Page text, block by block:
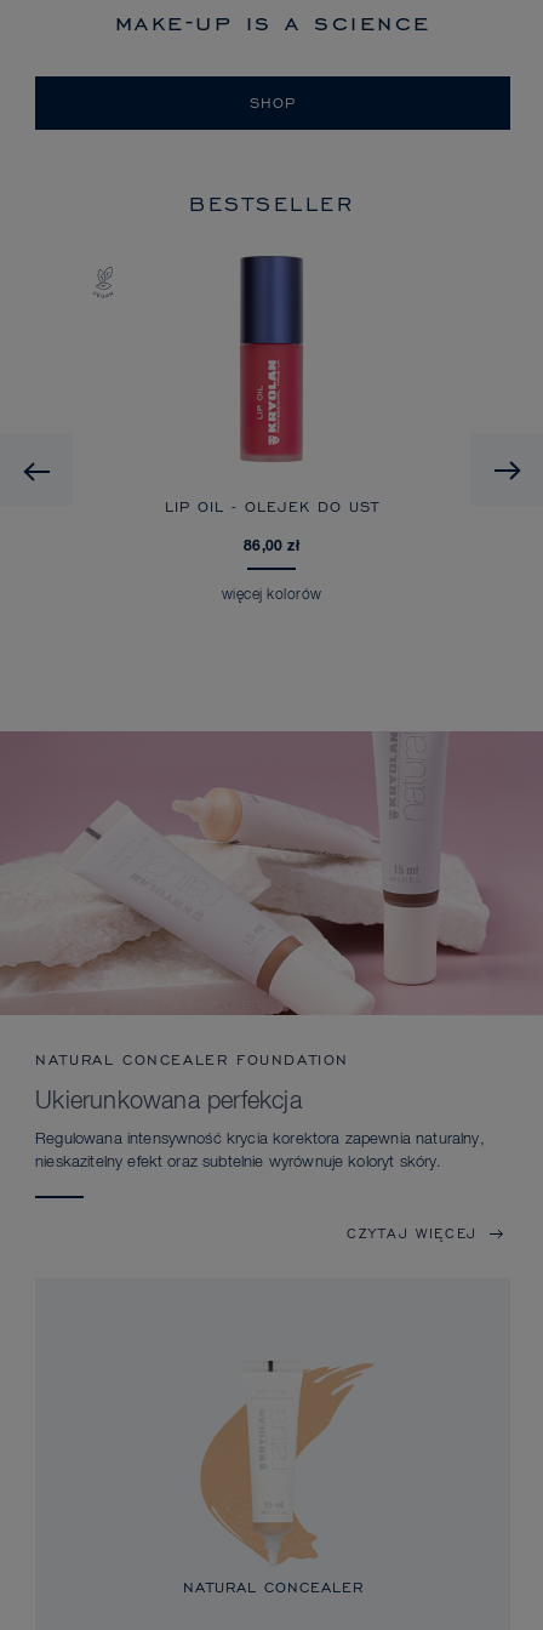
make-up is a science
SHOP
BESTSELLER
LIP OIL - OLEJEK DO UST
86,00 zł
więcej kolorów
NATURAL CONCEALER FOUNDATION
Ukierunkowana perfekcja
Regulowana intensywność krycia korektora zapewnia naturalny,
nieskazitelny efekt oraz subtelnie wyrównuje koloryt skóry.
CZYTAJ WIĘCEJ
NATURAL CONCEALER